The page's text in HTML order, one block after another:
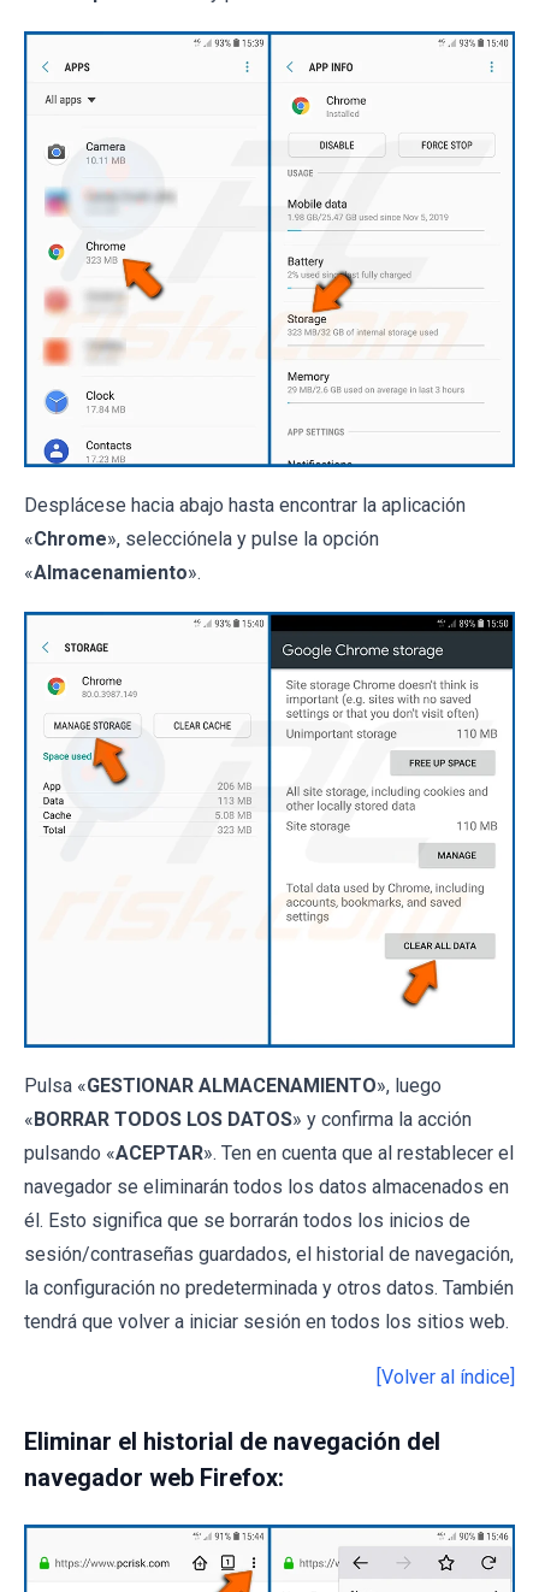
Desplácese hacia abajo hasta encontrar la aplicación
«Chrome», selecciónela y pulse la opción
«Almacenamiento».
Pulsa «GESTIONAR ALMACENAMIENTO», luego
« BORRAR TODOS LOS DATOS» y confirma la acción
pulsando «ACEPTAR». Ten en cuenta que al restablecer el
navegador se eliminarán todos los datos almacenados en
él. Esto significa que se borrarán todos los inicios de
sesión/contraseñas guardados, el historial de navegación,
la configuración no predeterminada y otros datos. También
tendrá que volver a iniciar sesión en todos los sitios web.
[Volver al índice]
Eliminar el historial de navegación del
navegador web Firefox: